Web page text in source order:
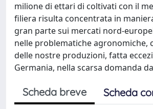
milione di ettari di coltivati con il
filiera risulta concentrata in
gran parte sui mercati nord-
nelle problematiche
delle nostre produzioni, fatta
Germania, nella scarsa domanda
Scheda breve Scheda